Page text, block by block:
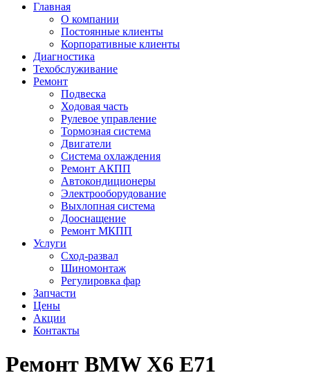
Главная
О компании
Постоянные клиенты
Корпоративные клиенты
Диагностика
Техобслуживание
Ремонт
Подвеска
Ходовая часть
Рулевое управление
Тормозная система
Двигатели
Система охлаждения
Ремонт АКПП
Автокондиционеры
Электрооборудование
Выхлопная система
Дооснащение
Ремонт МКПП
Услуги
Сход-развал
Шиномонтаж
Регулировка фар
Запчасти
Цены
Акции
Контакты
Ремонт BMW Х6 Е71